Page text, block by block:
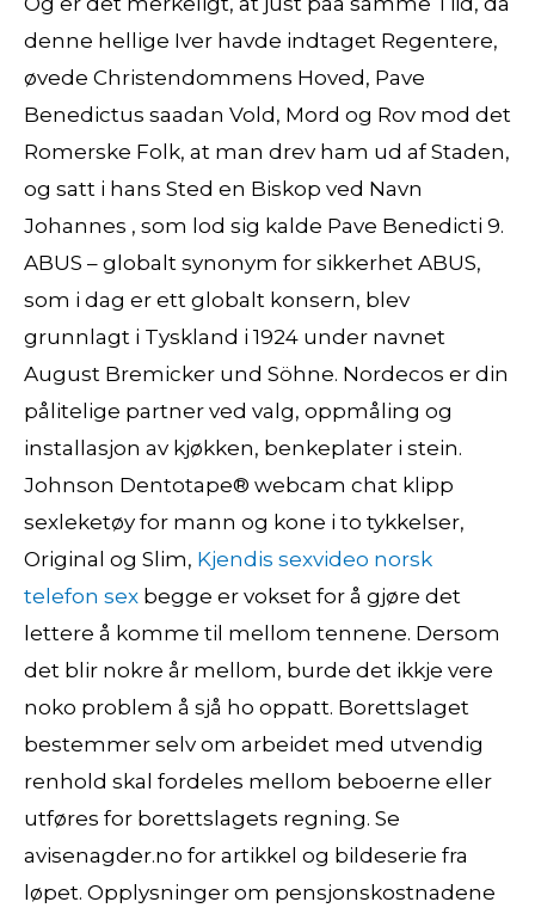
denne hellige Iver havde indtaget Regentere,
øvede Christendommens Hoved, Pave
Benedictus saadan Vold, Mord og Rov mod det
Romerske Folk, at man drev ham ud af Staden,
og satt i hans Sted en Biskop ved Navn
Johannes , som lod sig kalde Pave Benedicti 9.
ABUS – globalt synonym for sikkerhet ABUS,
som i dag er ett globalt konsern, blev
grunnlagt i Tyskland i 1924 under navnet
August Bremicker und Söhne. Nordecos er din
pålitelige partner ved valg, oppmåling og
installasjon av kjøkken, benkeplater i stein.
Johnson Dentotape® webcam chat klipp
sexleketøy for mann og kone i to tykkelser,
Original og Slim, Kjendis sexvideo norsk
telefon sex begge er vokset for å gjøre det
lettere å komme til mellom tennene. Dersom
det blir nokre år mellom, burde det ikkje vere
noko problem å sjå ho oppatt. Borettslaget
bestemmer selv om arbeidet med utvendig
renhold skal fordeles mellom beboerne eller
utføres for borettslagets regning. Se
avisenagder.no for artikkel og bildeserie fra
løpet. Opplysninger om pensjonskostnadene